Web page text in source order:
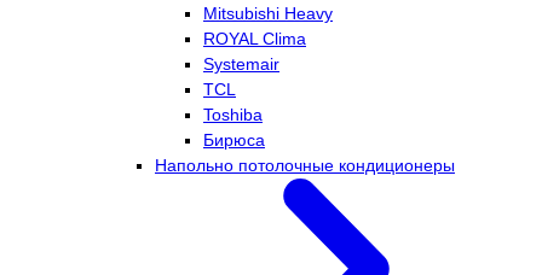
Mitsubishi Heavy
ROYAL Clima
Systemair
TCL
Toshiba
Бирюса
Напольно потолочные кондиционеры